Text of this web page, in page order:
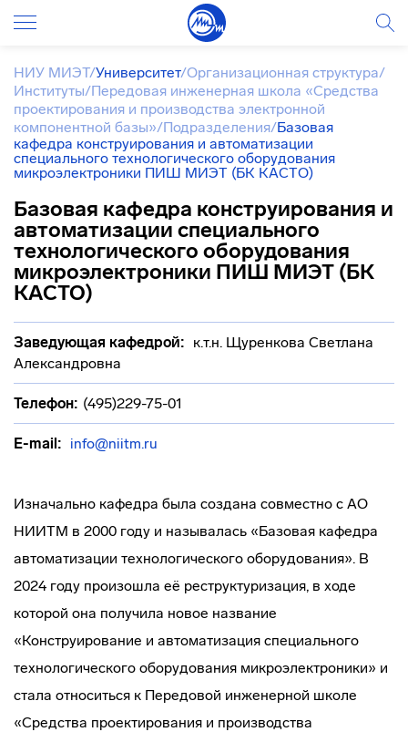
НИУ МИЭТ/Университет/Организационная структура/
Институты/Передовая инженерная школа «Средства
проектирования и производства электронной
компонентной базы»/Подразделения/Базовая
кафедра конструирования и автоматизации
специального технологического оборудования
микроэлектроники ПИШ МИЭТ (БК КАСТО)
Базовая кафедра конструирования и
автоматизации специального
технологического оборудования
микроэлектроники ПИШ МИЭТ (БК
КАСТО)
Заведующая кафедрой: к.т.н. Щуренкова Светлана
Александровна
Телефон: (495)229-75-01
E-mail: info@niitm.ru
Изначально кафедра была создана совместно с АО
НИИТМ в 2000 году и называлась «Базовая кафедра
автоматизации технологического оборудования». В
2024 году произошла её реструктуризация, в ходе
которой она получила новое название
«Конструирование и автоматизация специального
технологического оборудования микроэлектроники» и
стала относиться к Передовой инженерной школе
«Средства проектирования и производства